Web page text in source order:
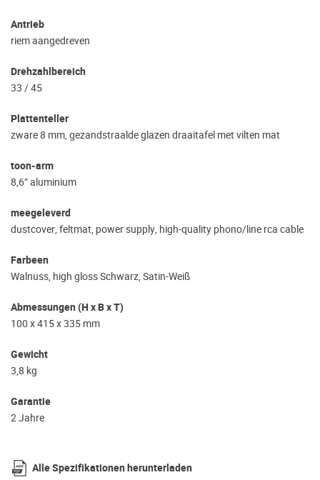
Antrieb
riem aangedreven
Drehzahlbereich
33 / 45
Plattenteller
zware 8 mm, gezandstraalde glazen draaitafel met vilten mat
toon-arm
8,6” aluminium
meegeleverd
dustcover, feltmat, power supply, high-quality phono/line rca cable
Farbeen
Walnuss, high gloss Schwarz, Satin-Weiß
Abmessungen (H x B x T)
100 x 415 x 335 mm
Gewicht
3,8 kg
Garantie
2 Jahre
Alle Spezifikationen herunterladen